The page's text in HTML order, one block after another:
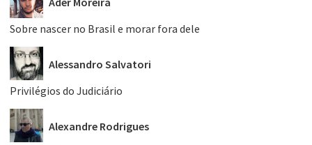
Sobre nascer no Brasil e morar fora dele
Alessandro Salvatori
Privilégios do Judiciário
Alexandre Rodrigues